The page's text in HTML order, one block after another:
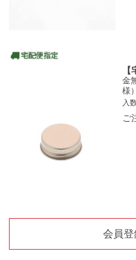
金
様
入
ご
会員